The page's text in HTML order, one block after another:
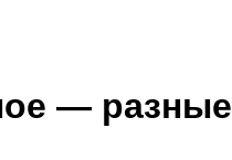
— разные